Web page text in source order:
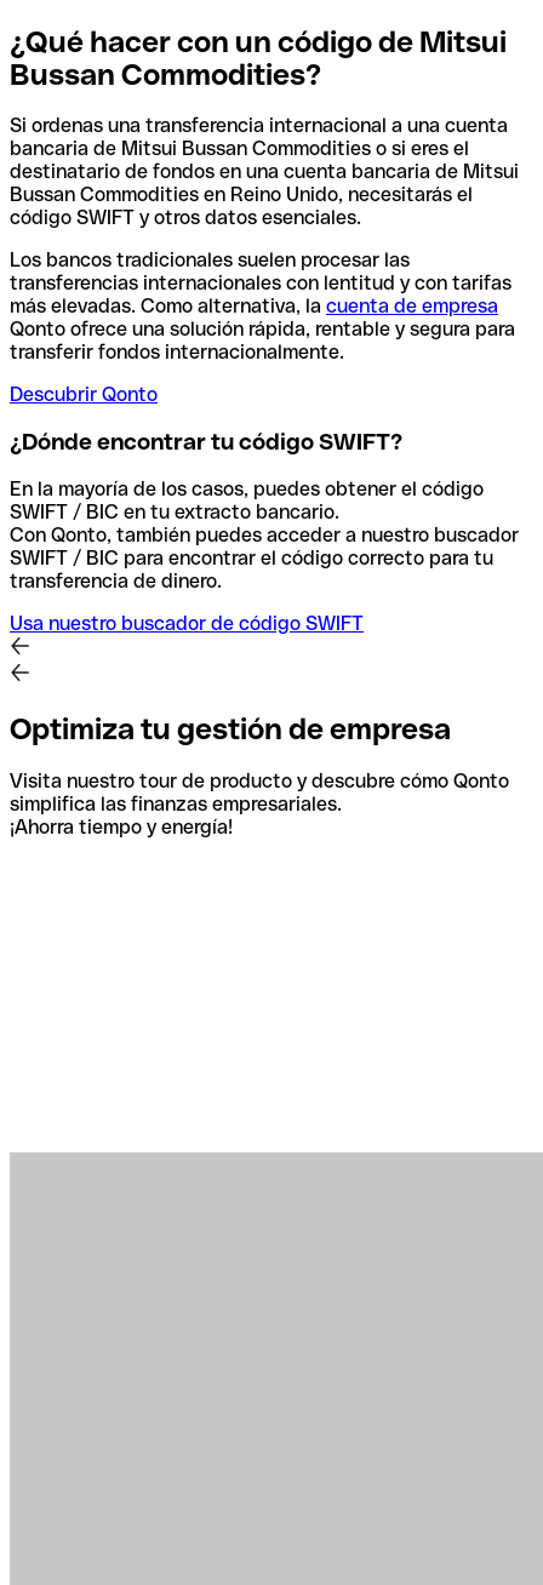
¿Qué hacer con un código de Mitsui
Bussan Commodities?
Si ordenas una transferencia internacional a una cuenta
bancaria de Mitsui Bussan Commodities o si eres el
destinatario de fondos en una cuenta bancaria de Mitsui
Bussan Commodities en Reino Unido, necesitarás el
código SWIFT y otros datos esenciales.
Los bancos tradicionales suelen procesar las
transferencias internacionales con lentitud y con tarifas
más elevadas. Como alternativa, la cuenta de empresa
Qonto ofrece una solución rápida, rentable y segura para
transferir fondos internacionalmente.
Descubrir Qonto
¿Dónde encontrar tu código SWIFT?
En la mayoría de los casos, puedes obtener el código
SWIFT / BIC en tu extracto bancario.
Con Qonto, también puedes acceder a nuestro buscador
SWIFT / BIC para encontrar el código correcto para tu
transferencia de dinero.
Usa nuestro buscador de código SWIFT
Optimiza tu gestión de empresa
Visita nuestro tour de producto y descubre cómo Qonto
simplifica las finanzas empresariales.
¡Ahorra tiempo y energía!